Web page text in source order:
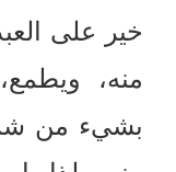
خير على
منه،
بشيء من شر